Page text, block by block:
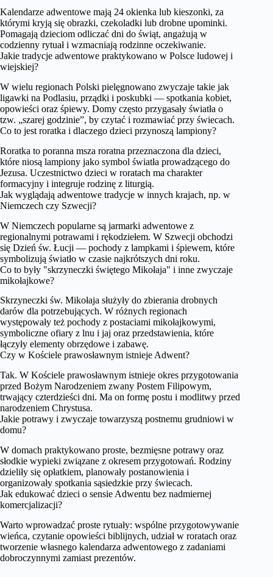
Kalendarze adwentowe mają 24 okienka lub kieszonki, za
którymi kryją się obrazki, czekoladki lub drobne upominki.
Pomagają dzieciom odliczać dni do świąt, angażują w
codzienny rytuał i wzmacniają rodzinne oczekiwanie.
Jakie tradycje adwentowe praktykowano w Polsce ludowej i
wiejskiej?
W wielu regionach Polski pielęgnowano zwyczaje takie jak
ligawki na Podlasiu, prządki i poskubki — spotkania kobiet,
opowieści oraz śpiewy. Domy często przygasały światła o
tzw. „szarej godzinie”, by czytać i rozmawiać przy świecach.
Co to jest roratka i dlaczego dzieci przynoszą lampiony?
Roratka to poranna msza roratna przeznaczona dla dzieci,
które niosą lampiony jako symbol światła prowadzącego do
Jezusa. Uczestnictwo dzieci w roratach ma charakter
formacyjny i integruje rodzinę z liturgią.
Jak wyglądają adwentowe tradycje w innych krajach, np. w
Niemczech czy Szwecji?
W Niemczech popularne są jarmarki adwentowe z
regionalnymi potrawami i rękodziełem. W Szwecji obchodzi
się Dzień św. Łucji — pochody z lampkami i śpiewem, które
symbolizują światło w czasie najkrótszych dni roku.
Co to były "skrzyneczki świętego Mikołaja" i inne zwyczaje
mikołajkowe?
Skrzyneczki św. Mikołaja służyły do zbierania drobnych
darów dla potrzebujących. W różnych regionach
występowały też pochody z postaciami mikołajkowymi,
symboliczne ofiary z lnu i jaj oraz przedstawienia, które
łączyły elementy obrzędowe i zabawę.
Czy w Kościele prawosławnym istnieje Adwent?
Tak. W Kościele prawosławnym istnieje okres przygotowania
przed Bożym Narodzeniem zwany Postem Filipowym,
trwający czterdzieści dni. Ma on formę postu i modlitwy przed
narodzeniem Chrystusa.
Jakie potrawy i zwyczaje towarzyszą postnemu grudniowi w
domu?
W domach praktykowano proste, bezmięsne potrawy oraz
słodkie wypieki związane z okresem przygotowań. Rodziny
dzieliły się opłatkiem, planowały postanowienia i
organizowały spotkania sąsiedzkie przy świecach.
Jak edukować dzieci o sensie Adwentu bez nadmiernej
komercjalizacji?
Warto wprowadzać proste rytuały: wspólne przygotowywanie
wieńca, czytanie opowieści biblijnych, udział w roratach oraz
tworzenie własnego kalendarza adwentowego z zadaniami
dobroczynnymi zamiast prezentów.